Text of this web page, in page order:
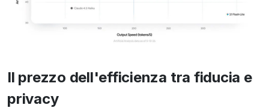
Il prezzo dell'efficienza tra fiducia e
privacy